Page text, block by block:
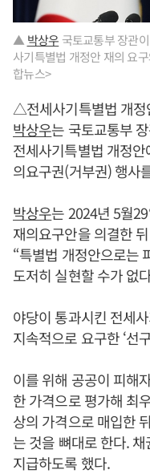
▲ 박상우 국토교통부 장관
사기특별법 개정안 재의 요
합뉴스>
△전세사기특별법 개정
박상우는 국토교통부
전세사기특별법 개정
의요구권(거부권) 행사
박상우는 2024년 5월
재의요구안을 의결한
“특별법 개정안으로는
도저히 실현할 수가 없
야당이 통과시킨 전세
지속적으로 요구한 ‘선
이를 위해 공공이 피해
한 가격으로 평가해 최
상의 가격으로 매입한
는 것을 뼈대로 한다.
지급하도록 했다.